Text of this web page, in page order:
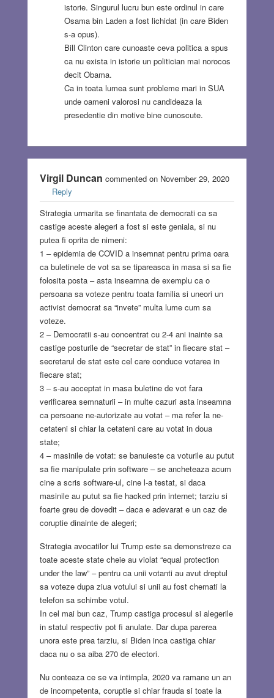
istorie. Singurul lucru bun este ordinul in care
Osama bin Laden a fost lichidat (in care Biden
s-a opus).
Bill Clinton care cunoaste ceva politica a spus
ca nu exista in istorie un politician mai norocos
decit Obama.
Ca in toata lumea sunt probleme mari in SUA
unde oameni valorosi nu candideaza la
presedentie din motive bine cunoscute.
Virgil Duncan commented on November 29, 2020
Reply
Strategia urmarita se finantata de democrati ca sa
castige aceste alegeri a fost si este geniala, si nu
putea fi oprita de nimeni:
1 – epidemia de COVID a insemnat pentru prima oara
ca buletinele de vot sa se tipareasca in masa si sa fie
folosita posta – asta inseamna de exemplu ca o
persoana sa voteze pentru toata familia si uneori un
activist democrat sa “invete” multa lume cum sa
voteze.
2 – Democratii s-au concentrat cu 2-4 ani inainte sa
castige posturile de “secretar de stat” in fiecare stat –
secretarul de stat este cel care conduce votarea in
fiecare stat;
3 – s-au acceptat in masa buletine de vot fara
verificarea semnaturii – in multe cazuri asta inseamna
ca persoane ne-autorizate au votat – ma refer la ne-
cetateni si chiar la cetateni care au votat in doua
state;
4 – masinile de votat: se banuieste ca voturile au putut
sa fie manipulate prin software – se ancheteaza acum
cine a scris software-ul, cine l-a testat, si daca
masinile au putut sa fie hacked prin internet; tarziu si
foarte greu de dovedit – daca e adevarat e un caz de
coruptie dinainte de alegeri;
Strategia avocatilor lui Trump este sa demonstreze ca
toate aceste state cheie au violat “equal protection
under the law” – pentru ca unii votanti au avut dreptul
sa voteze dupa ziua votului si unii au fost chemati la
telefon sa schimbe votul.
In cel mai bun caz, Trump castiga procesul si alegerile
in statul respectiv pot fi anulate. Dar dupa parerea
unora este prea tarziu, si Biden inca castiga chiar
daca nu o sa aiba 270 de electori.
Nu conteaza ce se va intimpla, 2020 va ramane un an
de incompetenta, coruptie si chiar frauda si toate la